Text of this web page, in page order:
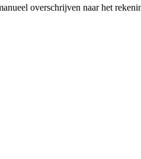
overschrijven naar het